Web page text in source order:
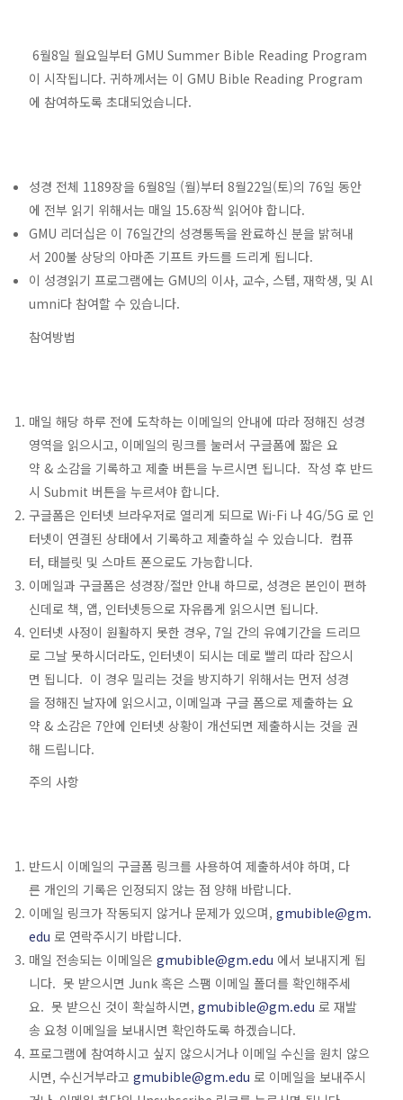
6월8일 월요일부터 GMU Summer Bible Reading Program
이 시작됩니다. 귀하께서는 이 GMU Bible Reading Program
에 참여하도록 초대되었습니다.
성경 전체 1189장을 6월8일 (월)부터 8월22일(토)의 76일 동안
에 전부 읽기 위해서는 매일 15.6장씩 읽어야 합니다.
GMU 리더십은 이 76일간의 성경통독을 완료하신 분을 밝혀내
서 200불 상당의 아마존 기프트 카드를 드리게 됩니다.
이 성경읽기 프로그램에는 GMU의 이사, 교수, 스텝, 재학생, 및 Al
umni다 참여할 수 있습니다.
참여방법
매일 해당 하루 전에 도착하는 이메일의 안내에 따라 정해진 성경
영역을 읽으시고, 이메일의 링크를 눌러서 구글폼에 짧은 요
약 & 소감을 기록하고 제출 버튼을 누르시면 됩니다. 작성 후 반드
시 Submit 버튼을 누르셔야 합니다.
구글폼은 인터넷 브라우저로 열리게 되므로 Wi-Fi 나 4G/5G 로 인
터넷이 연결된 상태에서 기록하고 제출하실 수 있습니다. 컴퓨
터, 태블릿 및 스마트 폰으로도 가능합니다.
이메일과 구글폼은 성경장/절만 안내 하므로, 성경은 본인이 편하
신데로 책, 앱, 인터넷등으로 자유롭게 읽으시면 됩니다.
인터넷 사정이 원활하지 못한 경우, 7일 간의 유예기간을 드리므
로 그날 못하시더라도, 인터넷이 되시는 데로 빨리 따라 잡으시
면 됩니다. 이 경우 밀리는 것을 방지하기 위해서는 먼저 성경
을 정해진 날자에 읽으시고, 이메일과 구글 폼으로 제출하는 요
약 & 소감은 7안에 인터넷 상황이 개선되면 제출하시는 것을 권
해 드립니다.
주의 사항
반드시 이메일의 구글폼 링크를 사용하여 제출하셔야 하며, 다
른 개인의 기록은 인정되지 않는 점 양해 바랍니다.
이메일 링크가 작동되지 않거나 문제가 있으며, gmubible@gm.
edu 로 연락주시기 바랍니다.
매일 전송되는 이메일은 gmubible@gm.edu 에서 보내지게 됩
니다. 못 받으시면 Junk 혹은 스팸 이메일 폴더를 확인해주세
요. 못 받으신 것이 확실하시면, gmubible@gm.edu 로 재발
송 요청 이메일을 보내시면 확인하도록 하겠습니다.
프로그램에 참여하시고 싶지 않으시거나 이메일 수신을 원치 않으
시면, 수신거부라고 gmubible@gm.edu 로 이메일을 보내주시